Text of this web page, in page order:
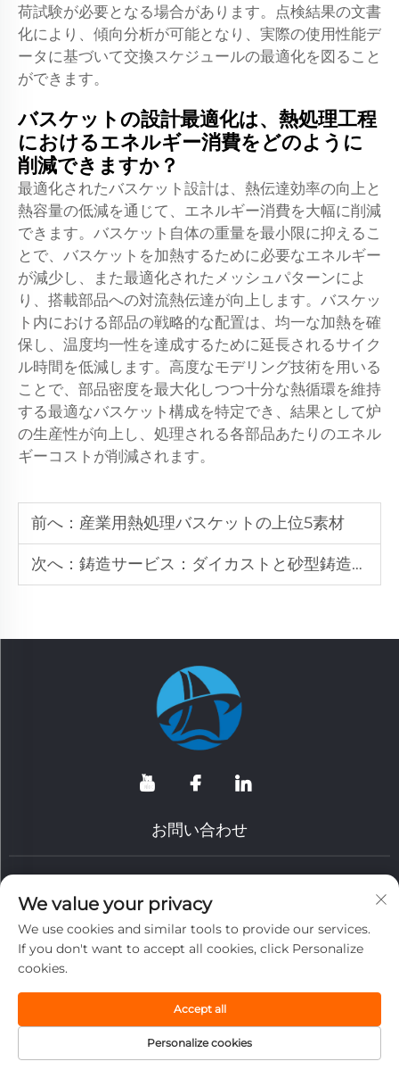
荷試験が必要となる場合があります。点検結果の文書
化により、傾向分析が可能となり、実際の使用性能デ
ータに基づいて交換スケジュールの最適化を図ること
ができます。
バスケットの設計最適化は、熱処理工程
におけるエネルギー消費をどのように
削減できますか？
最適化されたバスケット設計は、熱伝達効率の向上と
熱容量の低減を通じて、エネルギー消費を大幅に削減
できます。バスケット自体の重量を最小限に抑えるこ
とで、バスケットを加熱するために必要なエネルギー
が減少し、また最適化されたメッシュパターンによ
り、搭載部品への対流熱伝達が向上します。バスケッ
ト内における部品の戦略的な配置は、均一な加熱を確
保し、温度均一性を達成するために延長されるサイク
ル時間を低減します。高度なモデリング技術を用いる
ことで、部品密度を最大化しつつ十分な熱循環を維持
する最適なバスケット構成を特定でき、結果として炉
の生産性が向上し、処理される各部品あたりのエネル
ギーコストが削減されます。
前へ： 産業用熱処理バスケットの上位5素材
次へ： 鋳造サービス：ダイカストと砂型鋳造のメリット比較
お問い合わせ
+86-15298547731
+86-15298547731
Copyright © 2026 江蘇省通州耐熱技術有限公司。全著作権所有。
We value your privacy
We use cookies and similar tools to provide our services.
If you don't want to accept all cookies, click Personalize
cookies.
Personalize cookies
Accept all